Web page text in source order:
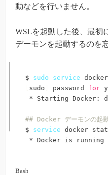
動などを行いません。
WSLを起動した後、最初
デーモンを起動するのを
$ sudo service
sudo password for
*
## Docker デーモンの起
$ service docker
* Docker is running
Bash